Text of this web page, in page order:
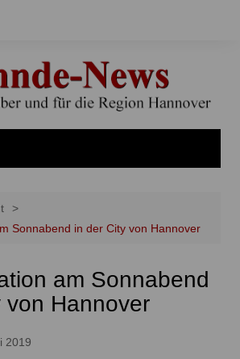
Sonnabend in der City von Hannover
am Sonnabend
von Hannover
2019